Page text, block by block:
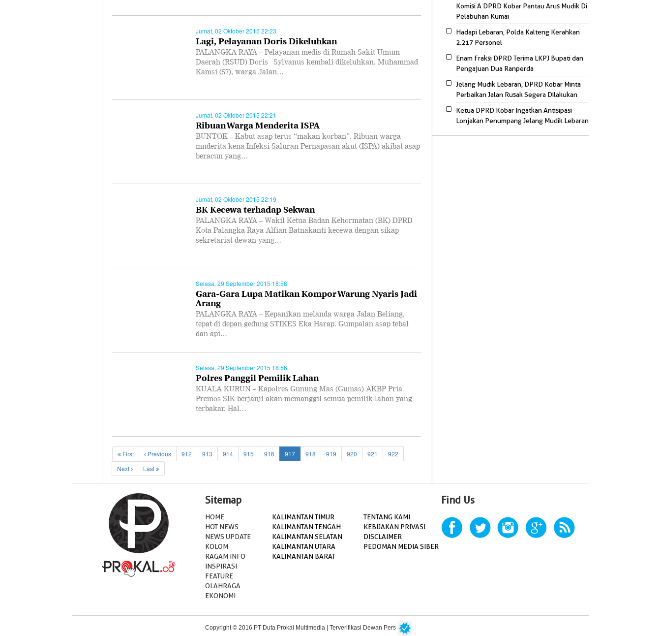
Jumat, 02 Oktober 2015 22:23
Lagi, Pelayanan Doris Dikeluhkan
PALANGKA RAYA – Pelayanan medis di Rumah Sakit Umum
Daerah (RSUD) Doris Sylvanus kembali dikeluhkan. Muhammad
Kamsi (57), warga Jalan…
Jumat, 02 Oktober 2015 22:21
Ribuan Warga Menderita ISPA
BUNTOK – Kabut asap terus “makan korban”. Ribuan warga
mnderita kena Infeksi Saluran Pernapasan akut (ISPA) akibat asap
beracun yang…
Jumat, 02 Oktober 2015 22:19
BK Kecewa terhadap Sekwan
PALANGKA RAYA – Wakil Ketua Badan Kehormatan (BK) DPRD
Kota Palangka Raya Alfian Batnakanti kecewa dengan sikap
sekretariat dewan yang…
Selasa, 29 September 2015 18:58
Gara-Gara Lupa Matikan Kompor Warung Nyaris Jadi
Arang
PALANGKA RAYA – Kepanikan melanda warga Jalan Beliang,
tepat di depan gedung STIKES Eka Harap. Gumpalan asap tebal
dan api…
Selasa, 29 September 2015 18:56
Polres Panggil Pemilik Lahan
KUALA KURUN – Kapolres Gunung Mas (Gumas) AKBP Pria
Premos SIK berjanji akan memanggil semua pemilik lahan yang
terbakar. Hal…
First Previous 912 913 914 915 916 917 918 919 920 921
922
Next
Last
Komisi A DPRD Kobar Pantau Arus Mudik Di
Pelabuhan Kumai
Hadapi Lebaran, Polda Kalteng Kerahkan
2.217 Personel
Enam Fraksi DPRD Terima LKPJ Bupati dan
Pengajuan Dua Ranperda
Jelang Mudik Lebaran, DPRD Kobar Minta
Perbaikan Jalan Rusak Segera Dilakukan
Ketua DPRD Kobar Ingatkan Antisipasi
Lonjakan Penumpang Jelang Mudik Lebaran
Sitemap
HOME
HOT NEWS
NEWS UPDATE
KOLOM
RAGAM INFO
INSPIRASI
FEATURE
OLAHRAGA
EKONOMI
KALIMANTAN TIMUR
KALIMANTAN TENGAH
KALIMANTAN SELATAN
KALIMANTAN UTARA
KALIMANTAN BARAT
TENTANG KAMI
KEBIJAKAN PRIVASI
DISCLAIMER
PEDOMAN MEDIA SIBER
Find Us
Copyright © 2016 PT Duta Prokal Multimedia | Terverifikasi Dewan Pers